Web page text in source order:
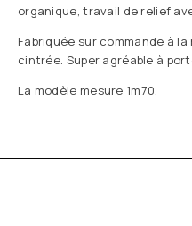
organique, travail de relief
Fabriquée sur commande à
cintrée. Super agréable à
La modèle mesure 1m70.